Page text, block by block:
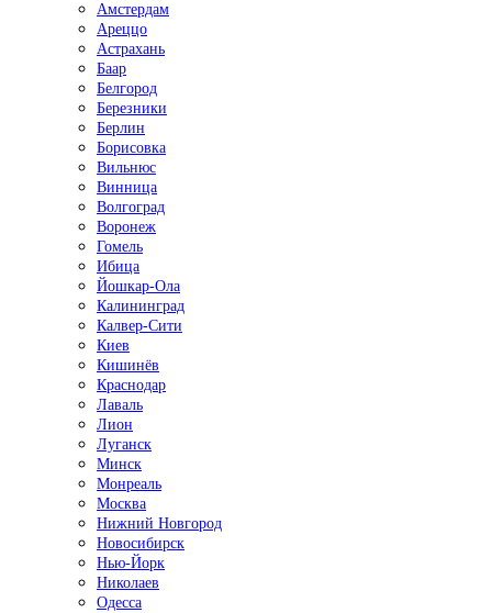
Амстердам
Ареццо
Астрахань
Баар
Белгород
Березники
Берлин
Борисовка
Вильнюс
Винница
Волгоград
Воронеж
Гомель
Ибица
Йошкар-Ола
Калининград
Калвер-Сити
Киев
Кишинёв
Краснодар
Лаваль
Лион
Луганск
Минск
Монреаль
Москва
Нижний Новгород
Новосибирск
Нью-Йорк
Николаев
Одесса